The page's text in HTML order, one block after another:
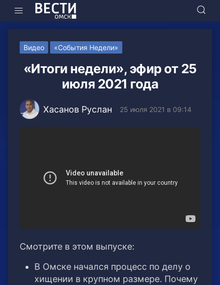
Видео «События Недели»
«Итоги недели», эфир от 25
июля 2021 года
Хасанов Руслан 25 июля 2021 в 09:14
Смотрите в этом выпуске:
В Омске начался процесс по делу о
хищении в крупном размере. Почему